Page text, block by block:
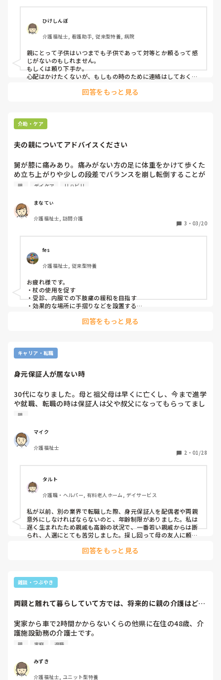
現在通院中。
そして、時々母からLINEで検査結果を聞いています。
だいたい、悪い検査結果の時だけLINEで報告があります。
いつも、事後報告で少し前も「実は、少し前動けなくなるく
らいに体調悪くなり買い物なども行けなくなっていた」と
LINE報告があり、私は「買い物や食事は、私のできる範囲で
ら、余計な心配しないで」と返ってきます。
先日も、検査の結果悪く貧血が進んでるから輸血対応になっ
て今から輸血してきます。とLINE。
夕飯を作って持っていくと伝えるも「心配しないで」と断ら
れる。
どうして欲しいのか分からず困っています。
素直になってくれたらと思うのですが…。
大丈夫＝本当は助けて欲しい　のではないか？と思うんです
が…。
聞かずに直接行けば良いのか？
本人の言う通りにするべきか悩みます。
ひけしんぼ
介護福祉士, 看護助手, 従来型特養, 病院
親にとって子供はいつまでも子供であって対等とか頼るって感
じがないのもしれません。
もしくは頼り下手か。
心配はかけたくないが、もしもの時のために連絡はしておく…
の親子の会話をしているだけでも立派なサポートだと思いま
す。
顔見に来た、より顔見せに来たの方が心配している感はないと
思います。
回答をもっと見る
介助・ケア
夫の親についてアドバイスください
舅が膝に痛みあり。痛みがない方の足に体重をかけて歩くた
め立ち上がりや少しの段差でバランスを崩し転倒することが
年に数回あります。
倒することはありません。軽度の認知症でアルツハイマーの
薬が処方されていますが飲めていないことが多いです。
室内の手すりは顔馴染みの大工さんにつけていただいたそう
です。買い物は生協と近所のスーパーには自分たちで行ける
ので困ったことはないと言います。（室内の手すりもいらな
いと最初は揉めたぐらいで環境が変えたくない方達です）
私としては舅だけでもリハビリをしたほうがよくないか？玄
関外の2段ほどの段差に手すりをレンタル出来れば怪我を防
げるのではないかと考えていますが皆さんはどう思われます
か？
親 デイケア リハビリ
まなてぃ
介護福祉士, 訪問介護
3 ・ 03/20
fes
介護福祉士, 従来型特養
お疲れ様です。
・杖の使用を促す
・受診、内服での下肢痛の緩和を目指す
・効果的な場所に手摺りなどを設置する
・(していなければ)要介護認定してもらう
回答をもっと見る
キャリア・転職
身元保証人が居ない時
30代になりました。母と祖父母は早くに亡くし、今まで進学
や就職、転職の時は保証人は父や叔父になってもらってまし
た。
頼む際に、いつもぶっきらぼうで面倒くさそうな感じで、頼
み辛いなと感じます。
叔父も年齢を重ねており、持病もあり、そろそろ働くのは辞
妹が居ますが、疎遠です。
この先、引っ越しや転職する時に父に頼みにいくのも億劫だ
し、父も叔父も年齢を重ねて仕事を辞めた時に、保証人の勤
務先はなしになったりした際に、どうしようと悩んでます。
転職等で保証人が身近にいない、早くに親族を亡くした、疎
遠である方等、皆様どうされてますか?
マイク
介護福祉士
2 ・ 01/28
タルト
介護職・ヘルパー, 有料老人ホーム, デイサービス
私が以前、別の業界で転職した際、身元保証人を配偶者や両親
意外にしなければならないのと、年齢制限がありました。私は
遅く生まれたため親戚も高齢の状況で、一番若い親戚からは断
られ、人選にとても苦労しました。探し回って母の友人に頼み
す。
あまりにも候補者がいない場合は、職場に相談するのが一番手
に横領、凶悪事件や背任行為等を行わない限りは身元保証人に
連絡が行く事はないと思うので、頼みやすい方がいれば良いで
すね。
職はこれで最後にする！と思ってもなかなか…😅
回答をもっと見る
雑談・つぶやき
両親と離れて暮らしていて方では、将来的に親の介護はどう
実家から車で2時間かからないくらの他県に在住の48歳、介
護施設勤務の介護士です。
実家は小学校が廃校になるようなへきちで、車が無ければ満
足に買い物にも病院へも通院できません。
親 家庭 退職
みずき
介護福祉士, ユニット型特養